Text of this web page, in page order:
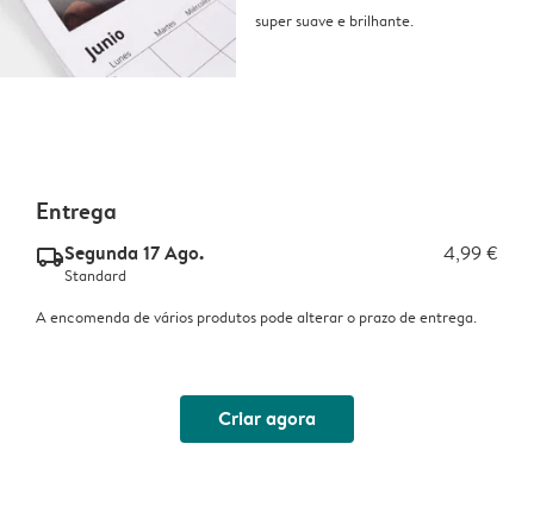
super suave e brilhante.
Entrega
delivery_standard_v2Segunda 17 Ago. 4,99 €
Standard
A encomenda de vários produtos pode alterar o prazo de entrega.
Criar agora